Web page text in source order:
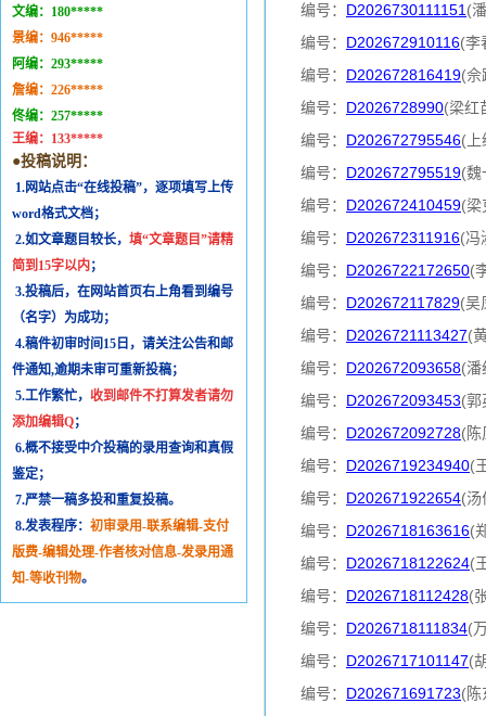
文编： 180*****
景编： 946*****
阿编： 293*****
詹编： 226*****
佟编： 257*****
王编： 133*****
●投稿说明：
1.网站点击“在线投稿”，逐项填写上传
word格式文档；
2.如文章题目较长， 填“文章题目”请精
简到15字以内 ；
3.投稿后，在网站首页右上角看到编号
（名字）为成功；
4.稿件初审时间15日，请关注公告和邮
件通知,逾期未审可重新投稿；
5.工作繁忙， 收到邮件不打算发者请勿
添加编辑Q；
6.概不接受中介投稿的录用查询和真假
鉴定；
7.严禁一稿多投和重复投稿。
8.发表程序： 初审录用-联系编辑-支付
版费-编辑处理-作者核对信息-发录用通
知-等收刊物。
编号： D2026730111151 (
编号： D202672910116(李
编号： D202672816419(
编号： D2026728990(梁红
编号： D202672795546(
编号： D202672795519(
编号： D202672410459(
编号： D202672311916(冯
编号： D2026722172650(
编号： D202672117829(吴
编号： D2026721113427(
编号： D202672093658(
编号： D202672093453(
编号： D202672092728(
编号： D2026719234940(
编号： D202671922654(
编号： D2026718163616(
编号： D2026718122624(
编号： D2026718112428(
编号： D2026718111834(
编号： D2026717101147(
编号： D202671691723(